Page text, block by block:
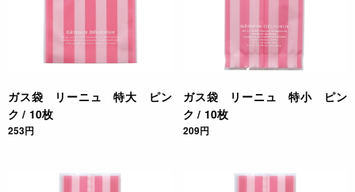
ガス袋 リーニュ 特大 ピン
ク / 10枚
253円
ガス袋 リーニュ 特小 ピン
ク / 10枚
209円